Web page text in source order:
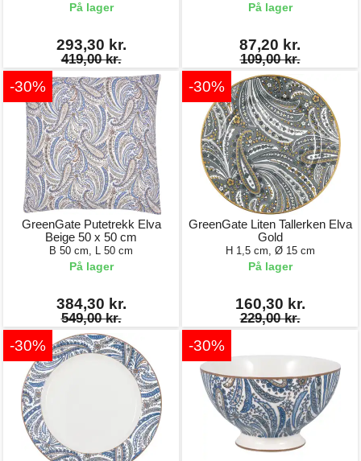
På lager
293,30 kr.
419,00 kr.
På lager
87,20 kr.
109,00 kr.
-30%
GreenGate Putetrekk Elva
Beige 50 x 50 cm
B 50 cm, L 50 cm
På lager
384,30 kr.
549,00 kr.
-30%
GreenGate Liten Tallerken Elva
Gold
H 1,5 cm, Ø 15 cm
På lager
160,30 kr.
229,00 kr.
-30% -30%